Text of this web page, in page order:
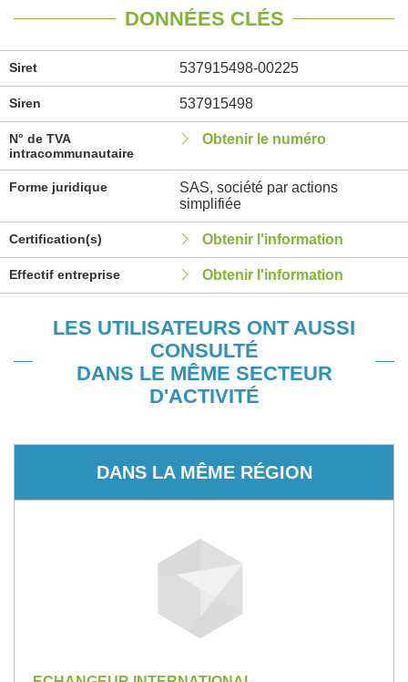
DONNÉES CLÉS
Siret 537915498-00225
Siren 537915498
N° de TVA
intracommunautaire
Obtenir le numéro
Forme juridique
SAS, société par actions
simplifiée
Certification(s) Obtenir l'information
Effectif entreprise Obtenir l'information
LES UTILISATEURS ONT AUSSI
CONSULTÉ
DANS LE MÊME SECTEUR
D'ACTIVITÉ
DANS LA MÊME RÉGION